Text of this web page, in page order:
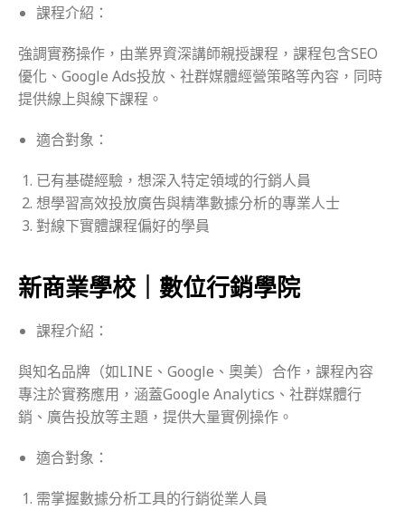
課程介紹：
強調實務操作，由業界資深講師親授課程，課程包含SEO
優化、Google Ads投放、社群媒體經營策略等內容，同時
提供線上與線下課程。
適合對象：
已有基礎經驗，想深入特定領域的行銷人員
想學習高效投放廣告與精準數據分析的專業人士
對線下實體課程偏好的學員
新商業學校｜數位行銷學院
課程介紹：
與知名品牌（如LINE、Google、奧美）合作，課程內容
專注於實務應用，涵蓋Google Analytics、社群媒體行
銷、廣告投放等主題，提供大量實例操作。
適合對象：
需掌握數據分析工具的行銷從業人員